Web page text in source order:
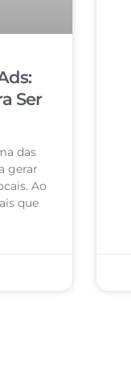
Ser
das
gerar
Ao
que